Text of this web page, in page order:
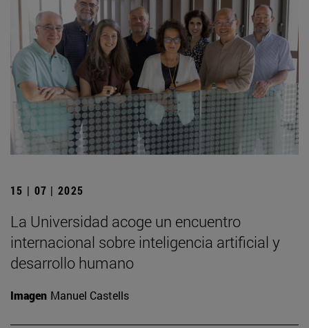
15 | 07 | 2025
La Universidad acoge un encuentro
internacional sobre inteligencia artificial y
desarrollo humano
Imagen Manuel Castells